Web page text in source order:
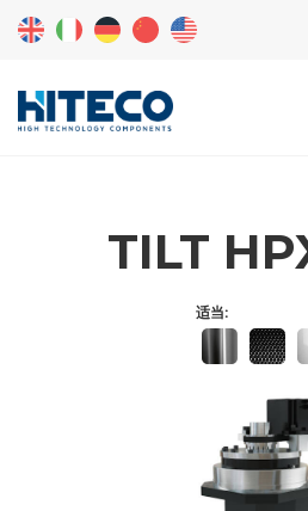
TILT
适当: